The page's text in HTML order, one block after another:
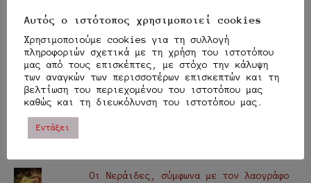
για:
ΔΗΜΟΦΙΛΗ
Οι Νεράιδες, σύμφωνα με τον λαογράφο
Νικόλαο Πολίτη (Μέρος Γ)...
Η περίφημη συνέντευξη του Παύλου
Οι Νεράιδες, σύμφωνα με τον λαογράφο
Αυτός ο ιστότοπος χρησιμοποιεί cookies
Χρησιμοποιούμε cookies για τη συλλογή
πληροφοριών σχετικά με τη χρήση του ιστοτόπου
μας από τους επισκέπτες, με στόχο την κάλυψη
των αναγκών των περισσοτέρων επισκεπτών και τη
βελτίωση του περιεχομένου του ιστοτόπου μας
καθώς και τη διευκόλυνση του ιστοτόπου μας.
Εντάξει